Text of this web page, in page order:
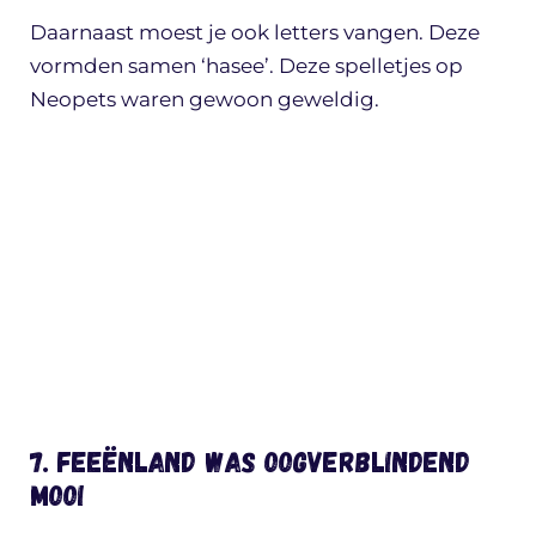
Daarnaast moest je ook letters vangen. Deze
vormden samen ‘hasee’. Deze spelletjes op
Neopets waren gewoon geweldig.
7. Feeënland was oogverblindend
mooi